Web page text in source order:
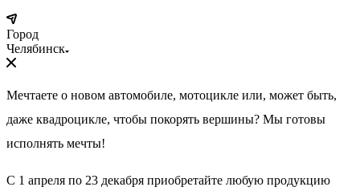
Город
Челябинск
Мечтаете о новом автомобиле, мотоцикле или, может быть,
даже квадроцикле, чтобы покорять вершины? Мы готовы
исполнять мечты!
С 1 апреля по 23 декабря приобретайте любую продукцию